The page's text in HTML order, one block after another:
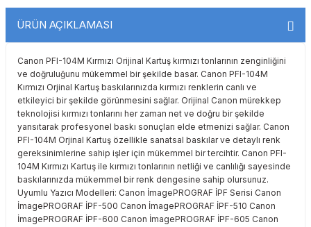
Samsung
Sharp
Toshiba
Triumph Adler
Utax
Sharp
Toshiba
Triumph Adler
Utax
Xerox
ÜRÜN AÇIKLAMASI
Canon PFI-104M Kırmızı Orijinal Kartuş kırmızı tonlarının zenginliğini
ve doğruluğunu mükemmel bir şekilde basar. Canon PFI-104M
Kırmızı Orjinal Kartuş baskılarınızda kırmızı renklerin canlı ve
etkileyici bir şekilde görünmesini sağlar. Orijinal Canon mürekkep
teknolojisi kırmızı tonlarını her zaman net ve doğru bir şekilde
yansıtarak profesyonel baskı sonuçları elde etmenizi sağlar. Canon
PFI-104M Orjinal Kartuş özellikle sanatsal baskılar ve detaylı renk
gereksinimlerine sahip işler için mükemmel bir tercihtir. Canon PFI-
104M Kırmızı Kartuş ile kırmızı tonlarının netliği ve canlılığı sayesinde
baskılarınızda mükemmel bir renk dengesine sahip olursunuz.
Uyumlu Yazıcı Modelleri: Canon İmagePROGRAF İPF Serisi Canon
İmagePROGRAF İPF-500 Canon İmagePROGRAF İPF-510 Canon
İmagePROGRAF İPF-600 Canon İmagePROGRAF İPF-605 Canon